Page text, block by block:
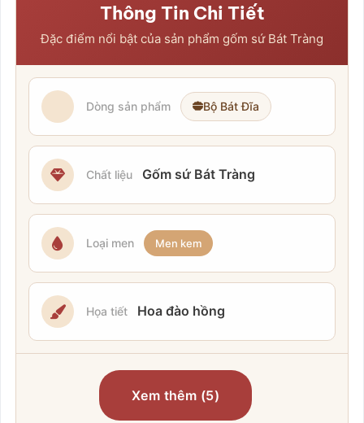
Thông Tin Chi Tiết
Đặc điểm nổi bật của sản phẩm gốm sứ Bát Tràng
Dòng sản phẩm Bộ Bát Đĩa
Chất liệu Gốm sứ Bát Tràng
Loại men Men kem
Họa tiết Hoa đào hồng
Xem thêm (5)